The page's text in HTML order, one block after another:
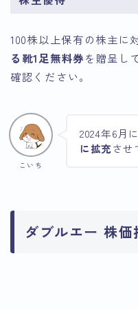
100株以上保有の株主に
る靴1足無料券を贈呈し
確認ください。
こいち
2024年6月
に拡充させ
ダブルエー 株価